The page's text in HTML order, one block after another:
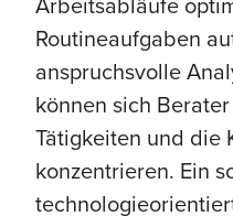
Routineaufgaben
anspruchsvolle
können sich
Tätigkeiten und die
konzentrieren. Ein